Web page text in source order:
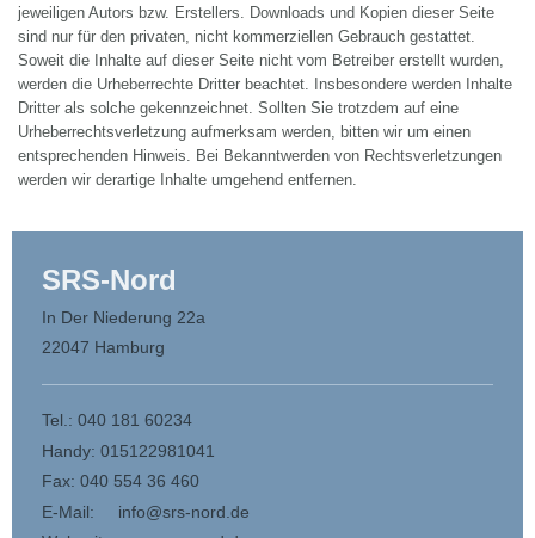
jeweiligen Autors bzw. Erstellers. Downloads und Kopien dieser Seite
sind nur für den privaten, nicht kommerziellen Gebrauch gestattet.
Soweit die Inhalte auf dieser Seite nicht vom Betreiber erstellt wurden,
werden die Urheberrechte Dritter beachtet. Insbesondere werden Inhalte
Dritter als solche gekennzeichnet. Sollten Sie trotzdem auf eine
Urheberrechtsverletzung aufmerksam werden, bitten wir um einen
entsprechenden Hinweis. Bei Bekanntwerden von Rechtsverletzungen
werden wir derartige Inhalte umgehend entfernen.
SRS-Nord
In Der Niederung 22a
22047 Hamburg
Tel.: 040 181 60234
Handy: 015122981041
Fax: 040 554 36 460
E-Mail: info@srs-nord.de